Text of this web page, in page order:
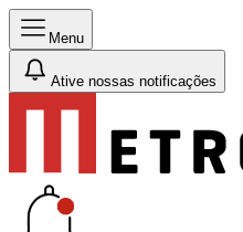
Menu
Ative nossas notificações